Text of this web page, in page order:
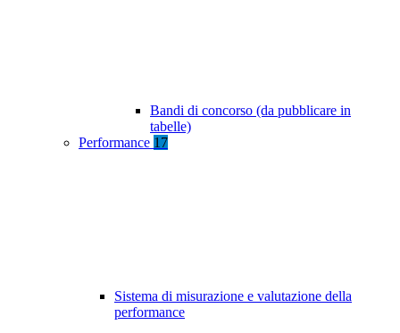
Bandi di concorso (da pubblicare in
tabelle)
Performance 17
Sistema di misurazione e valutazione della
performance